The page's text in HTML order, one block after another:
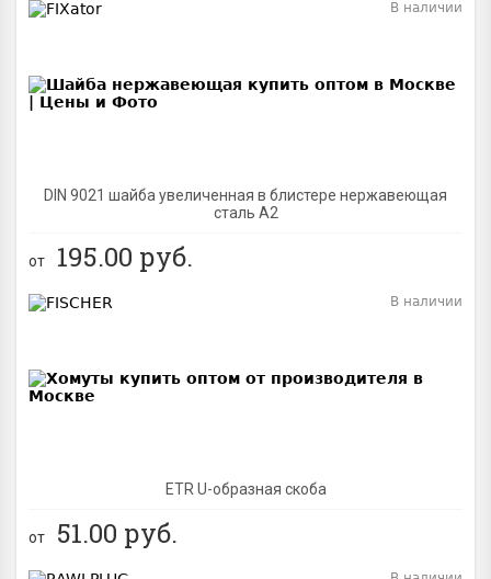
DIN 9021 шайба увеличенная в блистере нержавеющая
сталь A2
В наличии
от 195.00 руб.
ETR U-образная скоба
В наличии
от 51.00 руб.